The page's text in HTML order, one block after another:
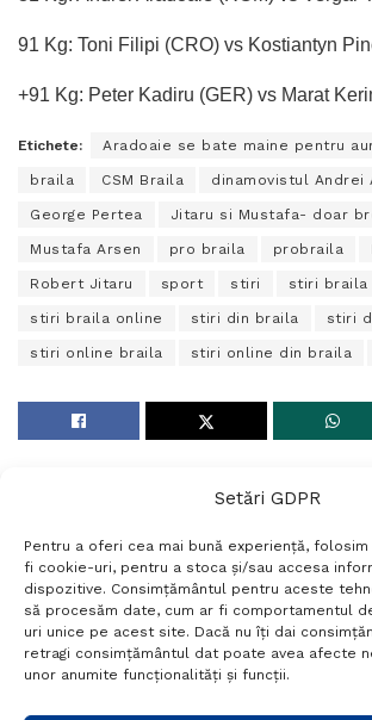
Setări GDPR
Pentru a oferi cea mai bună experiență,
fi cookie-uri, pentru a stoca și/sau accesa
dispozitive. Consimțământul pentru aceste
să procesăm date, cum ar fi comportamentul
uri unice pe acest site. Dacă nu îți dai
retragi consimțământul dat poate avea afecte
unor anumite funcționalități și funcții.
91 Kg: Toni Filipi (CRO) vs Kostiantyn
+91 Kg: Peter Kadiru (GER) vs Marat
Etichete: Aradoaie se bate maine pentru
braila CSM Braila dinamovistul Andrei
George Pertea Jitaru si Mustafa- doar
Mustafa Arsen pro braila probraila
Robert Jitaru sport stiri stiri braila
stiri braila online stiri din braila stiri
stiri online braila stiri online din braila
Termeni si conditii
Politică de
Politica cookies
Setări GDPR